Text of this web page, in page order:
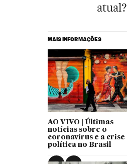
atual?
MAIS INFORMAÇÕES
AO VIVO | Últimas
notícias sobre o
coronavírus e a crise
política no Brasil